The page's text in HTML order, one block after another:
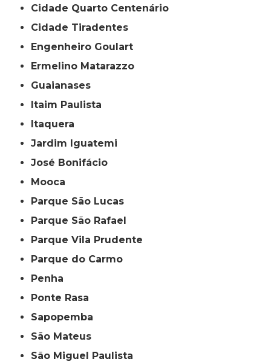
Cidade Quarto Centenário
Cidade Tiradentes
Engenheiro Goulart
Ermelino Matarazzo
Guaianases
Itaim Paulista
Itaquera
Jardim Iguatemi
José Bonifácio
Mooca
Parque São Lucas
Parque São Rafael
Parque Vila Prudente
Parque do Carmo
Penha
Ponte Rasa
Sapopemba
São Mateus
São Miguel Paulista